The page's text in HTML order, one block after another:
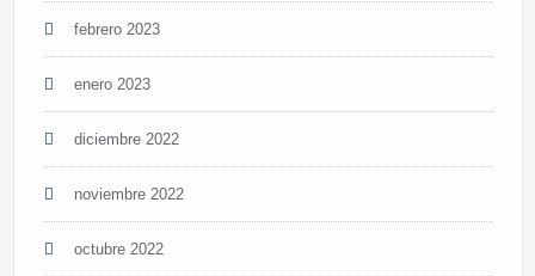
febrero 2023
enero 2023
diciembre 2022
noviembre 2022
octubre 2022